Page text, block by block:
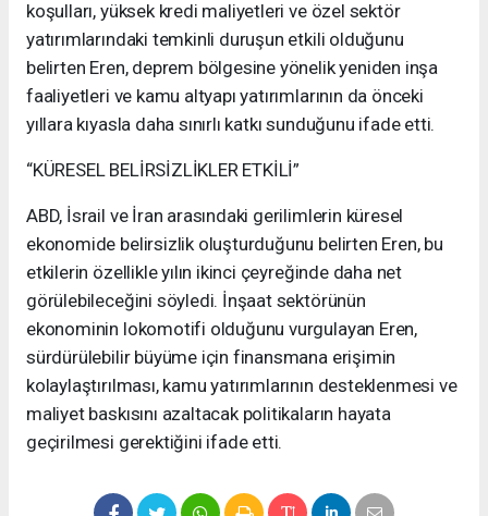
koşulları, yüksek kredi maliyetleri ve özel sektör
yatırımlarındaki temkinli duruşun etkili olduğunu
belirten Eren, deprem bölgesine yönelik yeniden inşa
faaliyetleri ve kamu altyapı yatırımlarının da önceki
yıllara kıyasla daha sınırlı katkı sunduğunu ifade etti.
“KÜRESEL BELİRSİZLİKLER ETKİLİ”
ABD, İsrail ve İran arasındaki gerilimlerin küresel
ekonomide belirsizlik oluşturduğunu belirten Eren, bu
etkilerin özellikle yılın ikinci çeyreğinde daha net
görülebileceğini söyledi. İnşaat sektörünün
ekonominin lokomotifi olduğunu vurgulayan Eren,
sürdürülebilir büyüme için finansmana erişimin
kolaylaştırılması, kamu yatırımlarının desteklenmesi ve
maliyet baskısını azaltacak politikaların hayata
geçirilmesi gerektiğini ifade etti.